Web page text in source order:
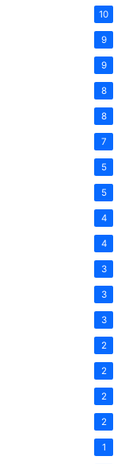
10
9
9
8
8
7
5
5
4
4
3
3
3
2
2
2
2
1